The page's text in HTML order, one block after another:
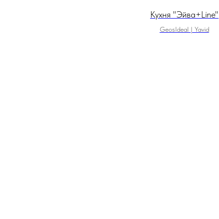
Кухня "Эйва+Line"
GeosIdeal | Yavid